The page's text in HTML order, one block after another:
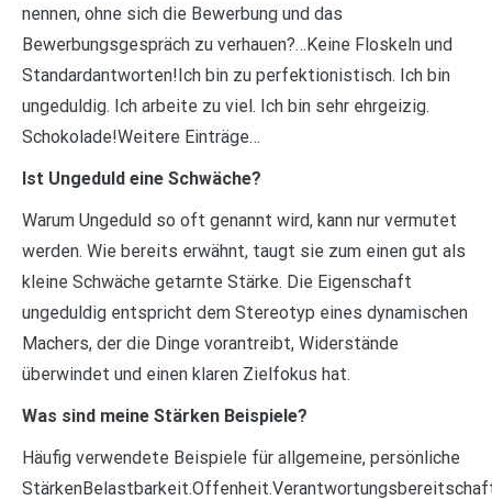
nennen, ohne sich die Bewerbung und das
Bewerbungsgespräch zu verhauen?…Keine Floskeln und
Standardantworten!Ich bin zu perfektionistisch. Ich bin
ungeduldig. Ich arbeite zu viel. Ich bin sehr ehrgeizig.
Schokolade!Weitere Einträge…
Ist Ungeduld eine Schwäche?
Warum Ungeduld so oft genannt wird, kann nur vermutet
werden. Wie bereits erwähnt, taugt sie zum einen gut als
kleine Schwäche getarnte Stärke. Die Eigenschaft
ungeduldig entspricht dem Stereotyp eines dynamischen
Machers, der die Dinge vorantreibt, Widerstände
überwindet und einen klaren Zielfokus hat.
Was sind meine Stärken Beispiele?
Häufig verwendete Beispiele für allgemeine, persönliche